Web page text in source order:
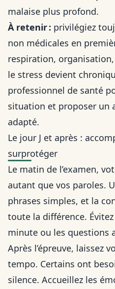
malaise plus profond.
À retenir : privilégiez
non médicales en
respiration,
le stress devient
professionnel de santé
situation et proposer un
adapté.
Le jour J et après :
surprotéger
Le matin de l’examen,
autant que vos paroles.
phrases simples, et la
toute la différence.
minute ou les questions
Après l’épreuve, laissez
tempo. Certains ont
silence. Accueillez les